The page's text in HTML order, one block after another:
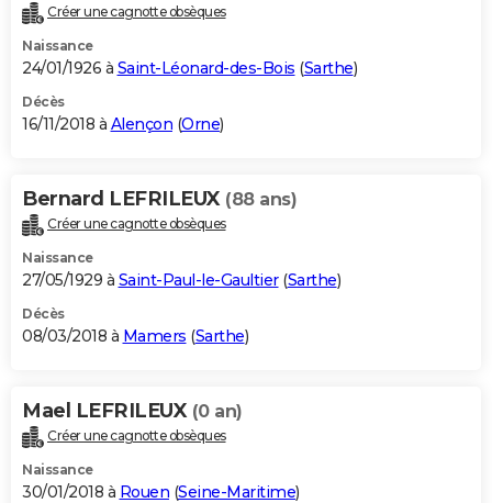
Créer une cagnotte obsèques
Naissance
24/01/1926 à Saint-Léonard-des-Bois (Sarthe)
Décès
16/11/2018 à Alençon (Orne)
Bernard LEFRILEUX (88 ans)
Créer une cagnotte obsèques
Naissance
27/05/1929 à Saint-Paul-le-Gaultier(Sarthe)
Décès
08/03/2018 à Mamers (Sarthe)
Mael LEFRILEUX (0 an)
Créer une cagnotte obsèques
Naissance
30/01/2018 à Rouen (Seine-Maritime)